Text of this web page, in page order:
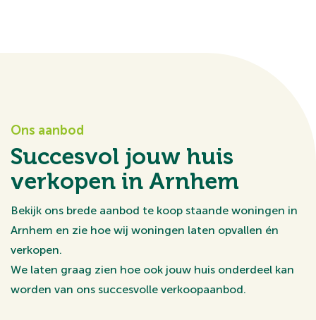
Ons aanbod
Succesvol jouw huis
verkopen in Arnhem
Bekijk ons brede aanbod te koop staande woningen in
Arnhem en zie hoe wij woningen laten opvallen én
verkopen.
We laten graag zien hoe ook jouw huis onderdeel kan
worden van ons succesvolle verkoopaanbod.